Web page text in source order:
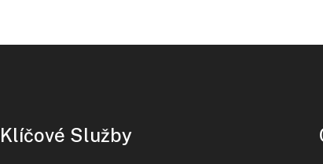
Klíčové Služby